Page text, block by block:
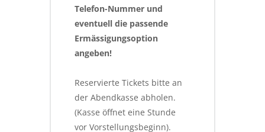
Telefon-Nummer und
eventuell die passende
Ermässigungsoption
angeben!
Reservierte Tickets bitte an
der Abendkasse abholen.
(Kasse öffnet eine Stunde
vor Vorstellungsbeginn).